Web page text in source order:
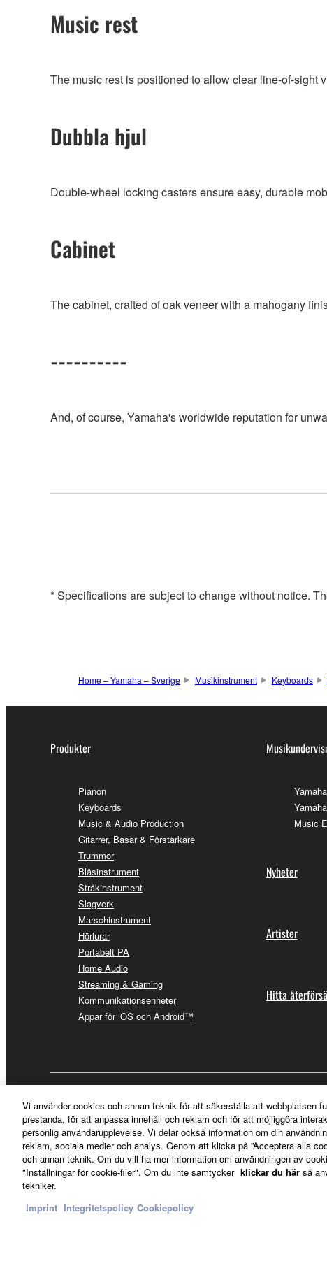
Music rest
The music rest is positioned to allow clear line-of-sight
Dubbla hjul
Double-wheel locking casters ensure easy, durable
Cabinet
The cabinet, crafted of oak veneer with a mahogany
----------
And, of course, Yamaha's worldwide reputation for
* Specifications are subject to change without notice.
Home – Yamaha – Sverige Musikinstrument Keyboards
Produkter
Pianon
Keyboards
Music & Audio Production
Gitarrer, Basar & Förstärkare
Trummor
Blåsinstrument
Stråkinstrument
Slagverk
Marschinstrument
Hörlurar
Portabelt PA
Home Audio
Streaming & Gaming
Kommunikationsenheter
Appar för iOS och Android™
Music
Nyheter
Artister
Hitta
Vi använder cookies och annan teknik för att säkerställa att webbplatsen
prestanda, för att anpassa innehåll och reklam och för att möjliggöra
personlig användarupplevelse. Vi delar också information om din
reklam, sociala medier och analys. Genom att klicka på ”Acceptera alla
och annan teknik. Om du vill ha mer information om användningen av
"Inställningar för cookie-filer". Om du inte samtycker klickar du här så
tekniker.
Imprint Integritetspolicy Cookiepolicy